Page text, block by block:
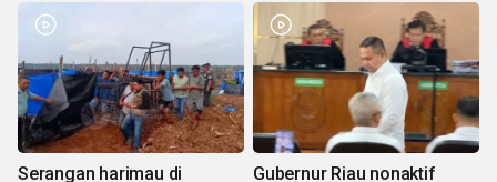
Serangan harimau di
Gubernur Riau nonaktif